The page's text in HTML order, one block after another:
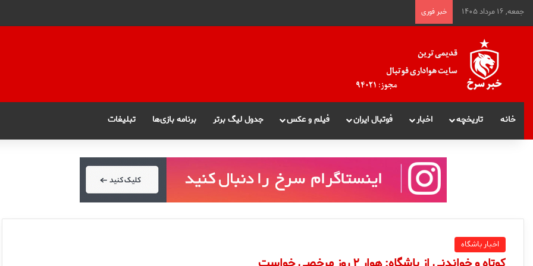
جمعه, ۱۶ مرداد ۱۴۰۵ خبر فوری
خانه تاریخچه اخبار فوتبال ایران فیلم و عکس جدول لیگ برتر برنامه بازی‌ها تبلیغات
اخبار باشگاه